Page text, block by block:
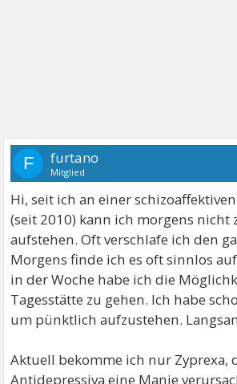
F furtano
Mitglied
Hi, seit ich an einer
(seit 2010) kann ich morgens nicht
aufstehen. Oft verschlafe ich den
Morgens finde ich es oft sinnlos
in der Woche habe ich die
Tagesstätte zu gehen. Ich habe
um pünktlich aufzustehen.
Aktuell bekomme ich nur Zyprexa,
Antidepressiva eine Manie